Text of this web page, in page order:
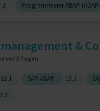
J. Programmierer ABAP
&
vor 3 Tagen
13 J. SAP ABAP 13 J.
J.